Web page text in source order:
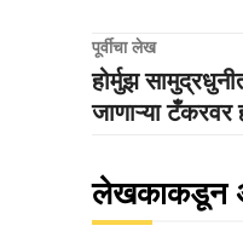
पूर्वीचा लेख
होर्मुझ
जाणाऱ्या टँकरवर
लेखकाकडून